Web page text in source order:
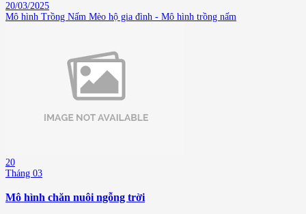
20/03/2025
Mô hình Trồng Nấm Mèo hộ gia đình - Mô hình trồng nấm
20
Tháng 03
Mô hình chăn nuôi ngỗng trời